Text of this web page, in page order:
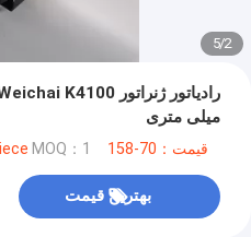
2
/
5
میلی متری
قیمت：70-158 USD per piece MOQ：1 مجموعه
بهترین قیمت